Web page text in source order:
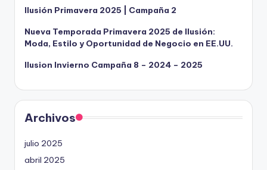
Ilusión Primavera 2025 | Campaña 2
Nueva Temporada Primavera 2025 de Ilusión:
Moda, Estilo y Oportunidad de Negocio en EE.UU.
Ilusion Invierno Campaña 8 – 2024 – 2025
Archivos
julio 2025
abril 2025